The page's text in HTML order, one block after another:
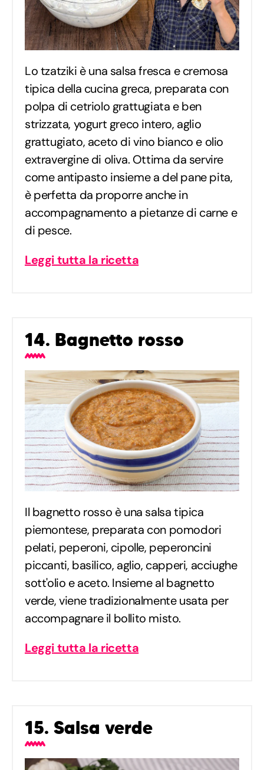
Lo tzatziki è una salsa fresca e cremosa
tipica della cucina greca, preparata con
polpa di cetriolo grattugiata e ben
strizzata, yogurt greco intero, aglio
grattugiato, aceto di vino bianco e olio
extravergine di oliva. Ottima da servire
come antipasto insieme a del pane pita,
è perfetta da proporre anche in
accompagnamento a pietanze di carne e
di pesce.
Leggi tutta la ricetta
14. Bagnetto rosso
Il bagnetto rosso è una salsa tipica
piemontese, preparata con pomodori
pelati, peperoni, cipolle, peperoncini
piccanti, basilico, aglio, capperi, acciughe
sott'olio e aceto. Insieme al bagnetto
verde, viene tradizionalmente usata per
accompagnare il bollito misto.
Leggi tutta la ricetta
15. Salsa verde